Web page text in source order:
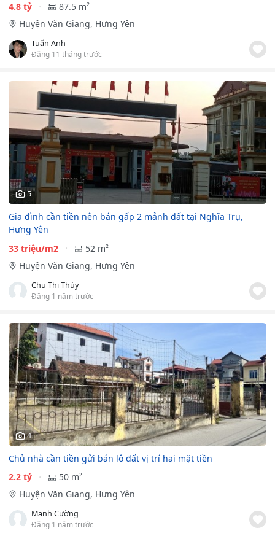
4.8 tỷ
87.5 m²
Huyện Văn Giang, Hưng Yên
Tuấn Anh
Đăng 11 tháng trước
5
Gia đình cần tiền nên bán gấp 2 mảnh đất tại Nghĩa Trụ,
Hưng Yên
33 triệu/m2
52 m²
Huyện Văn Giang, Hưng Yên
Chu Thị Thùy
Đăng 1 năm trước
4
Chủ nhà cần tiền gửi bán lô đất vị trí hai mặt tiền
2.2 tỷ
50 m²
Huyện Văn Giang, Hưng Yên
Manh Cường
Đăng 1 năm trước